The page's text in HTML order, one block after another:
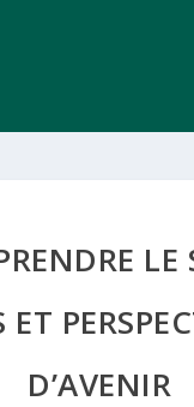
LE
ET
D’AVENIR